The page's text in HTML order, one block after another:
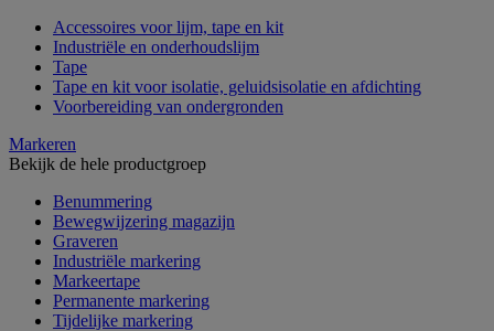
Accessoires voor lijm, tape en kit
Industriële en onderhoudslijm
Tape
Tape en kit voor isolatie, geluidsisolatie en afdichting
Voorbereiding van ondergronden
Markeren
Bekijk de hele productgroep
Benummering
Bewegwijzering magazijn
Graveren
Industriële markering
Markeertape
Permanente markering
Tijdelijke markering